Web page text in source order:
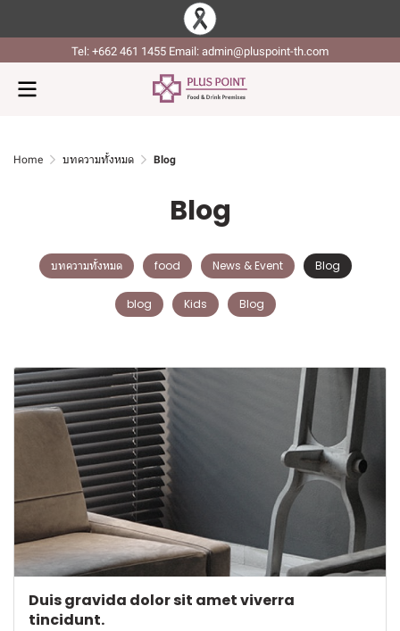
Tel: +662 461 1455 Email: admin@pluspoint-th.com
Home บทความทั้งหมด Blog
Blog
บทความทั้งหมด food News & Event Blog
blog Kids Blog
Duis gravida dolor sit amet viverra
tincidunt.